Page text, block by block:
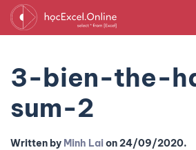
3-bien-the-
sum-2
Written by Minh Laion24/09/2020.